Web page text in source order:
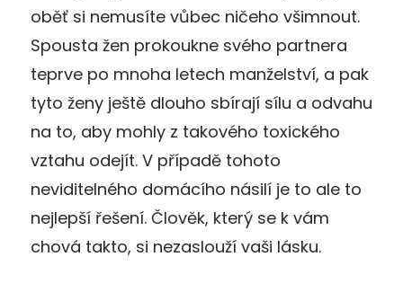
oběť si nemusíte vůbec ničeho všimnout.
Spousta žen prokoukne svého partnera
teprve po mnoha letech manželství, a pak
tyto ženy ještě dlouho sbírají sílu a odvahu
na to, aby mohly z takového toxického
vztahu odejít. V případě tohoto
neviditelného domácího násilí je to ale to
nejlepší řešení. Člověk, který se k vám
chová takto, si nezaslouží vaši lásku.